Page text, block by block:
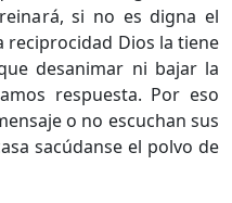
si no es digna el
reciprocidad Dios la tiene
desanimar ni bajar la
respuesta. Por eso
o no escuchan sus
sacúdanse el polvo de